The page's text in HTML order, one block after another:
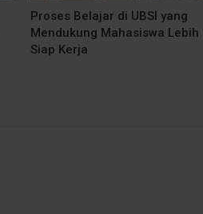
Proses Belajar di UBSI yang
Mendukung Mahasiswa Lebih
Siap Kerja